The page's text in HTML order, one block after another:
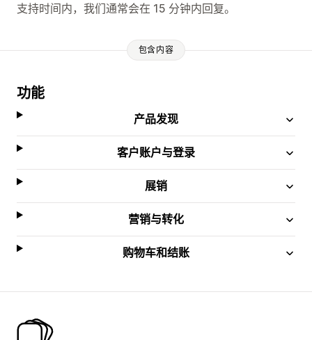
支持时间内，我们通常会在 15 分钟内回复。
包含内容
功能
产品发现
客户账户与登录
展销
营销与转化
购物车和结账